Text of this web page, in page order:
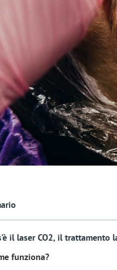
il laser CO2, il trattamento
funziona?